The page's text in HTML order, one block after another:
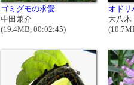
ゴミグモの求愛
中田兼介
(19.4MB, 00:02:45)
オドリ
大八